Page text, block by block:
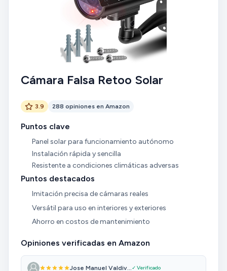
Cámara Falsa Retoo Solar
3.9 288 opiniones en Amazon
Puntos clave
Panel solar para funcionamiento autónomo
Instalación rápida y sencilla
Resistente a condiciones climáticas adversas
Puntos destacados
Imitación precisa de cámaras reales
Versátil para uso en interiores y exteriores
Ahorro en costos de mantenimiento
Opiniones verificadas en Amazon
Jose Manuel Valdiv... ✓ Verificado